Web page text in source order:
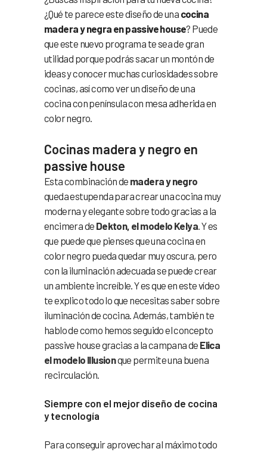
¿Qué te parece este diseño de una cocina
madera y negra en passive house? Puede
que este nuevo programa te sea de gran
utilidad porque podrás sacar un montón de
ideas y conocer muchas curiosidades sobre
cocinas, así como ver un diseño de una
cocina con península con mesa adherida en
color negro.
Cocinas madera y negro en
passive house
Esta combinación de madera y negro
queda estupenda para crear una cocina muy
moderna y elegante sobre todo gracias a la
encimera de Dekton, el modelo Kelya . Y es
que puede que pienses que una cocina en
color negro pueda quedar muy oscura, pero
con la iluminación adecuada se puede crear
un ambiente increíble. Y es que en este vídeo
te explico todo lo que necesitas saber sobre
iluminación de cocina. Además, también te
hablo de como hemos seguido el concepto
passive house gracias a la campana de Elica
el modelo Illusionque permite una buena
recirculación.
Siempre con el mejor diseño de cocina
y tecnología
Para conseguir aprovechar al máximo todo